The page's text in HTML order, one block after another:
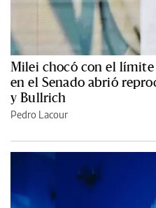
Milei chocó con el límite
en el Senado abrió
y Bullrich
Pedro Lacour